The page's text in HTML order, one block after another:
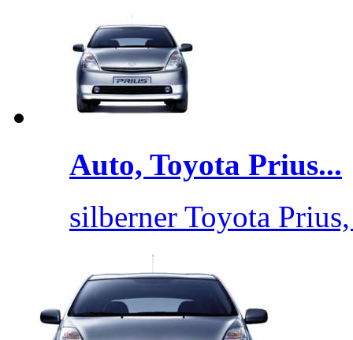
Auto, Toyota Prius...
silberner Toyota